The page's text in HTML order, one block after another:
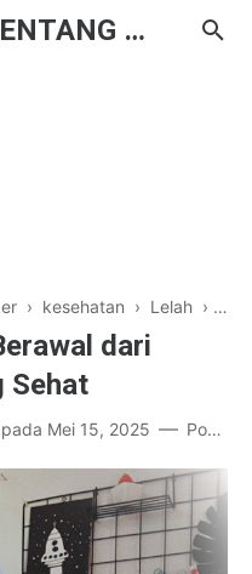
CERITA CHA TENTANG HAL BIASA
› kesehatan › Lelah ›
dari
Sehat
Mei 15, 2025 Posting Komentar